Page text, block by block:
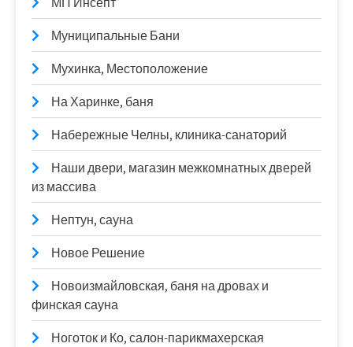
Муниципальные Бани
Мухинка, Местоположение
На Харинке, баня
Набережные Челны, клиника-санаторий
Наши двери, магазин межкомнатных дверей
из массива
Нептун, сауна
Новое Решение
Новоизмайловская, баня на дровах и
финская сауна
Ноготок и Ко, салон-парикмахерская